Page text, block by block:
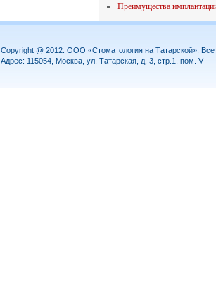
Преимущества
Copyright @ 2012. ООО «Стоматология на Татарской».
Адрес: 115054, Москва, ул. Татарская, д. 3, стр.1, пом. V